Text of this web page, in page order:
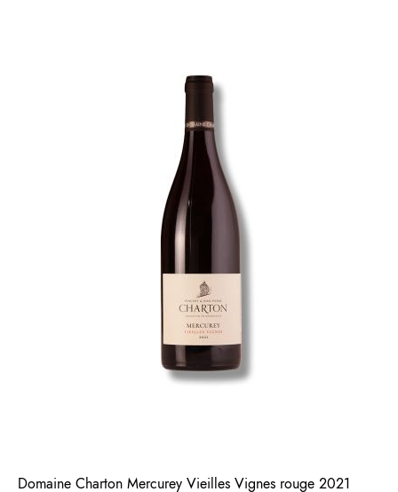
Domaine Charton Mercurey Vieilles Vignes rouge 2021